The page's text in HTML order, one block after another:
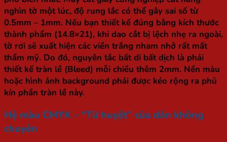
nghìn tờ một lúc, độ rung lắc có thể gây sai số từ
0.5mm – 1mm. Nếu bạn thiết kế đúng bằng kích thước
thành phẩm (14.8×21), khi dao cắt bị lệch nhẹ ra ngoài,
tờ rơi sẽ xuất hiện các viền trắng nham nhở rất mất
thẩm mỹ. Do đó, nguyên tắc bất di bất dịch là phải
thiết kế tràn lề (Bleed) mỗi chiều thêm 2mm. Nền màu
hoặc hình ảnh background phải được kéo rộng ra phủ
kín phần tràn lề này.
Hệ màu CMYK – “Tử huyệt” của dân không
chuyên